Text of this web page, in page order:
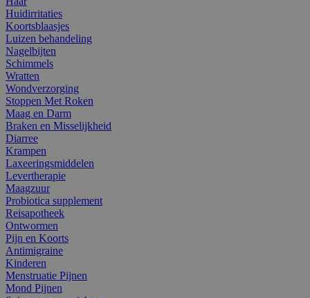
Huidirritaties
Koortsblaasjes
Luizen behandeling
Nagelbijten
Schimmels
Wratten
Wondverzorging
Stoppen Met Roken
Maag en Darm
Braken en Misselijkheid
Diarree
Krampen
Laxeeringsmiddelen
Levertherapie
Maagzuur
Probiotica supplement
Reisapotheek
Ontwormen
Pijn en Koorts
Antimigraine
Kinderen
Menstruatie Pijnen
Mond Pijnen